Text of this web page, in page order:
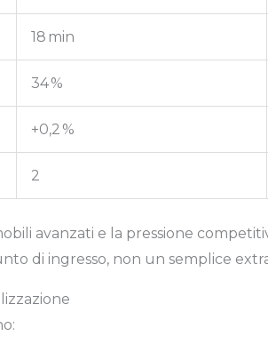
18 min
34 %
+0,2 %
2
avanzati e la pressione
di ingresso, non un semplice